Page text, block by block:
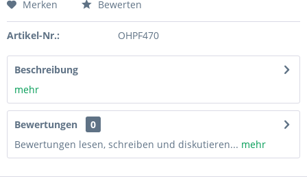
Merken Bewerten
Artikel-Nr.: OHPF470
Beschreibung
mehr
Bewertungen
0
Bewertungen lesen, schreiben und diskutieren... mehr